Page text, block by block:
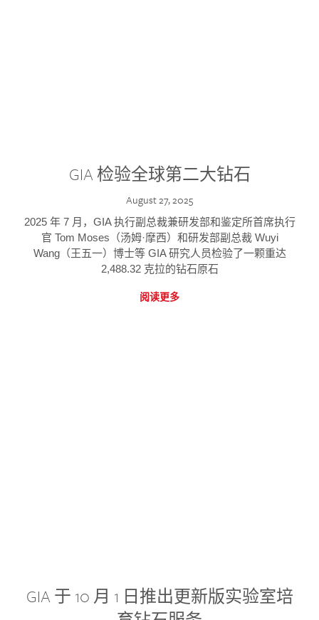
GIA 检验全球第二大钻石
August 27, 2025
2025 年 7 月，GIA 执行副总裁兼研发部和鉴定所首席执行
官 Tom Moses（汤姆·摩西）和研发部副总裁 Wuyi
Wang（王五一）博士等 GIA 研究人员检验了一颗重达
2,488.32 克拉的钻石原石
阅读更多
GIA 于 10 月 1 日推出更新版实验室培